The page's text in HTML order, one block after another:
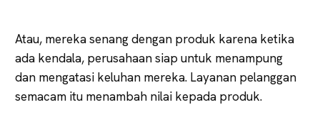
Atau, mereka senang dengan produk karena ketika
ada kendala, perusahaan siap untuk menampung
dan mengatasi keluhan mereka. Layanan pelanggan
semacam itu menambah nilai kepada produk.